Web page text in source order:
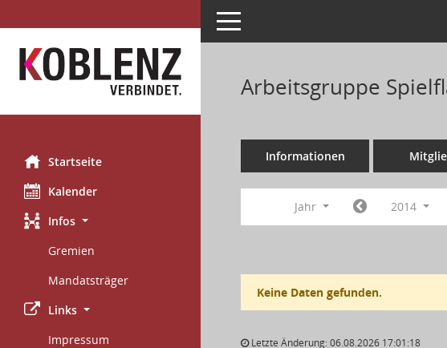
Startseite
Kalender
Infos
Gremien
Mandatsträger
Links
Impressum
Toggle navigation
Arbeitsgruppe
Informationen
Jahr 2014
Keine Daten gefunden.
Letzte Änderung: 06.08.2026 17:01:18